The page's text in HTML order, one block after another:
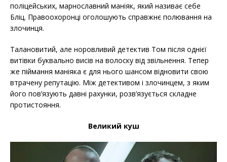
поліцейських, марнославний маніяк, який називає себе
Бліц. Правоохоронці оголошують справжнє полювання на
злочинця.
Талановитий, але норовливий детектив Том після однієї
витівки буквально висів на волоску від звільнення. Тепер
же піймання маніяка є для нього шансом відновити свою
втрачену репутацію. Між детективом і злочинцем, з яким
його пов’язують давні рахунки, розв’язується складне
протистояння.
Великий куш